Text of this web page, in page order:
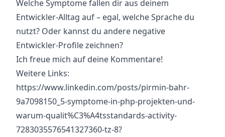
Welche Symptome fallen dir aus deinem
Entwickler-Alltag auf – egal, welche Sprache du
nutzt? Oder kannst du andere negative
Entwickler-Profile zeichnen?
Ich freue mich auf deine Kommentare!
Weitere Links:
https://www.linkedin.com/posts/pirmin-bahr-
9a7098150_5-symptome-in-php-projekten-und-
warum-qualit%C3%A4tsstandards-activity-
7283035576541327360-tz-8?